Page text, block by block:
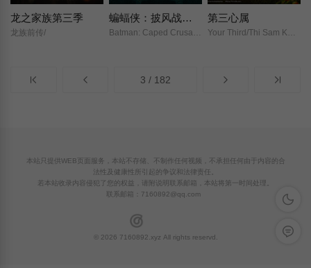
龙之家族第三季
龙族前传/
蝙蝠侠：披风战士 第二季
Batman: Caped Crusader Season 2/
第三心属
Your Third/Thi Sam Khong Thoe/他的第三/
3 / 182
深色模
留言反
本站只提供WEB页面服务，本站不存储、不制作任何视频，不承担任何由于内容的合
法性及健康性所引起的争议和法律责任。
若本站收录内容侵犯了您的权益，请附说明联系邮箱，本站将第一时间处理。
联系邮箱： 7160892@qq.com
© 2026 7160892.xyz All rights reservd.